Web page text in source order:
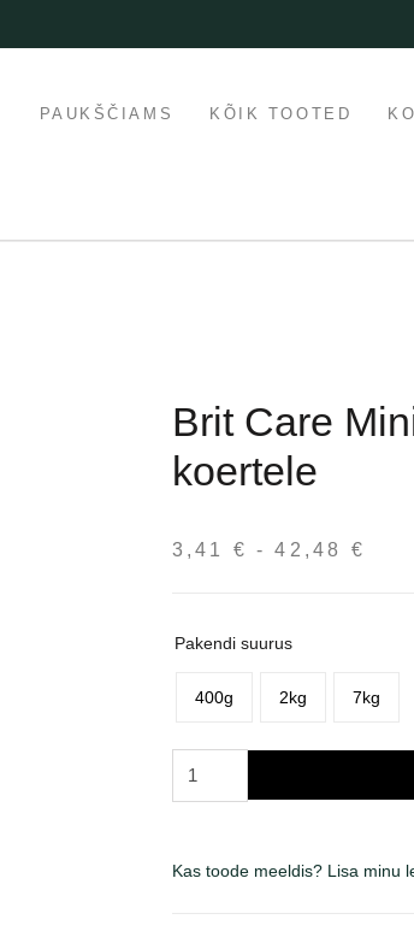
PAUKŠČIAMS KÕIK TOOTED
Brit Care
koertele
3,41 € - 42,48 €
Pakendi suurus
400g 2kg 7kg
sausas
Kas toode meeldis? Lisa minu